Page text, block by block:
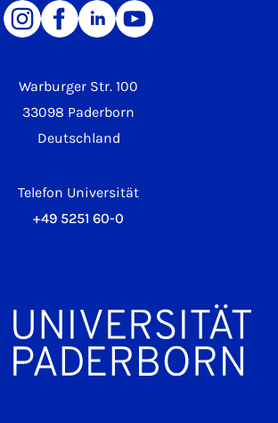
Warburger Str. 100
33098 Paderborn
Deutschland
Telefon Universität
+49 5251 60-0